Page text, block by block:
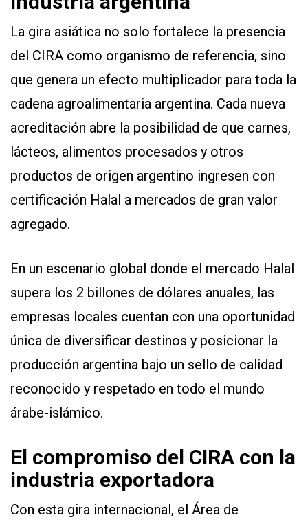
La gira asiática no solo fortalece la presencia
del CIRA como organismo de referencia, sino
que genera un efecto multiplicador para toda la
cadena agroalimentaria argentina. Cada nueva
acreditación abre la posibilidad de que carnes,
lácteos, alimentos procesados y otros
productos de origen argentino ingresen con
certificación Halal a mercados de gran valor
agregado.
En un escenario global donde el mercado Halal
supera los 2 billones de dólares anuales, las
empresas locales cuentan con una oportunidad
única de diversificar destinos y posicionar la
producción argentina bajo un sello de calidad
reconocido y respetado en todo el mundo
árabe-islámico.
El compromiso del CIRA con la
industria exportadora
Con esta gira internacional, el Área de